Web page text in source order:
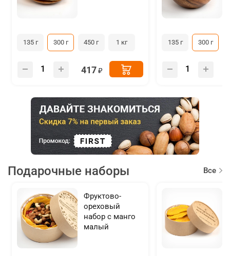
135 г 300 г 450 г 1 кг
417
135 г 300 г
Подарочные наборы
Все
Фруктово-
ореховый
набор с манго
малый